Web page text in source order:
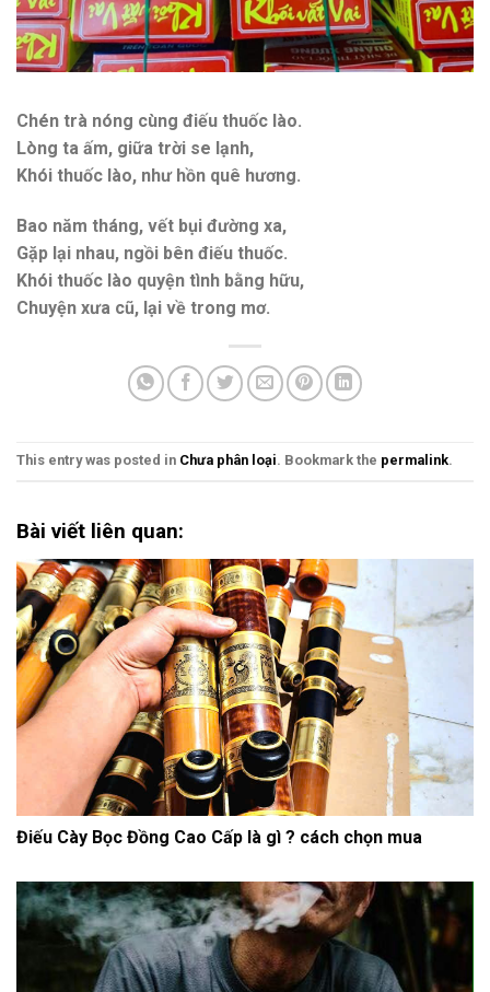
Chén trà nóng cùng điếu thuốc lào.
Lòng ta ấm, giữa trời se lạnh,
Khói thuốc lào, như hồn quê hương.
Bao năm tháng, vết bụi đường xa,
Gặp lại nhau, ngồi bên điếu thuốc.
Khói thuốc lào quyện tình bằng hữu,
Chuyện xưa cũ, lại về trong mơ.
This entry was posted in Chưa phân loại. Bookmark the permalink.
Bài viết liên quan:
Điếu Cày Bọc Đồng Cao Cấp là gì ? cách chọn mua